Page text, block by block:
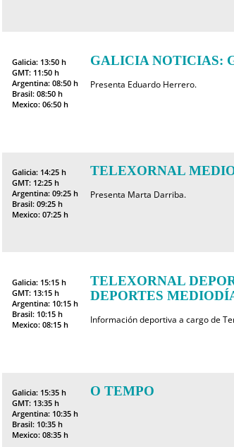
Galicia: 13:50 h
GMT: 11:50 h
Argentina: 08:50 h
Brasil: 08:50 h
Mexico: 06:50 h
GALICIA NOTICIAS:
Presenta Eduardo Herrero.
Galicia: 14:25 h
GMT: 12:25 h
Argentina: 09:25 h
Brasil: 09:25 h
Mexico: 07:25 h
TELEXORNAL
Presenta Marta Darriba.
Galicia: 15:15 h
GMT: 13:15 h
Argentina: 10:15 h
Brasil: 10:15 h
Mexico: 08:15 h
TELEXORNAL
DEPORTES
Información deportiva a cargo de
Galicia: 15:35 h
GMT: 13:35 h
Argentina: 10:35 h
Brasil: 10:35 h
Mexico: 08:35 h
O TEMPO